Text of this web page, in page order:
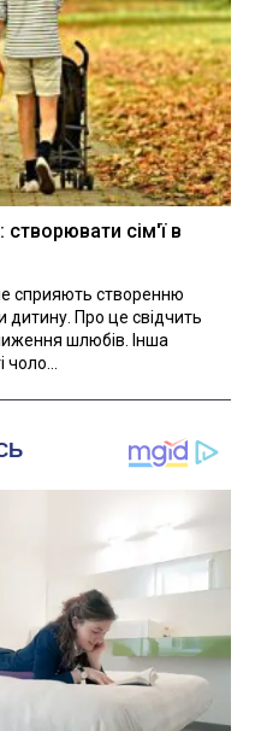
створювати сім'ї в
не сприяють створенню
дитину. Про це свідчить
шлюбів. Інша